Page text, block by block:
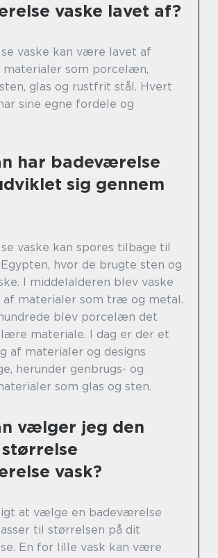
vaske lavet af?
vaske kan være lavet af
materialer som porcelæn,
glas og rustfrit stål. Hvert
sine egne fordele og
har badeværelse
sig gennem
vaske kan spores tilbage til
hvor de brugte sten og
I middelalderen blev vaske
materialer som træ og metal.
blev porcelæn det
materiale. I dag er der et
af materialer og designs
herunder genbrugs- og
som glas og sten.
vælger jeg den
vask?
at vælge en badeværelse
til størrelsen på dit
En for lille vask kan være